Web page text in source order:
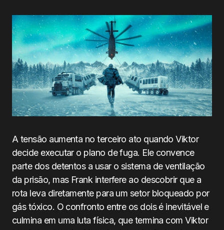
A tensão aumenta no terceiro ato quando Viktor
decide executar o plano de fuga. Ele convence
parte dos detentos a usar o sistema de ventilação
da prisão, mas Frank interfere ao descobrir que a
rota leva diretamente para um setor bloqueado por
gás tóxico. O confronto entre os dois é inevitável e
culmina em uma luta física, que termina com Viktor